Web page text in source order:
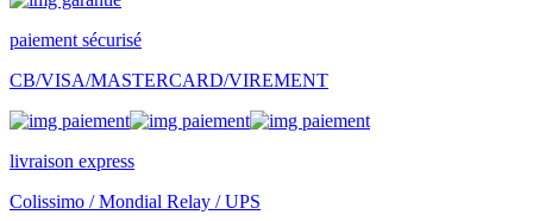
paiement sécurisé
CB/VISA/MASTERCARD/VIREMENT
livraison express
Colissimo / Mondial Relay / UPS